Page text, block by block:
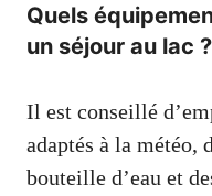
Quels
un séjour au lac ?
Il est conseillé
adaptés à la météo,
bouteille d’eau et